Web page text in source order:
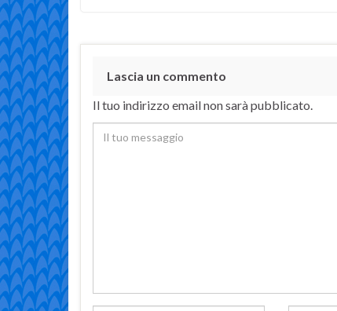
Lascia un commento
Il tuo indirizzo email non sarà pubblicato.